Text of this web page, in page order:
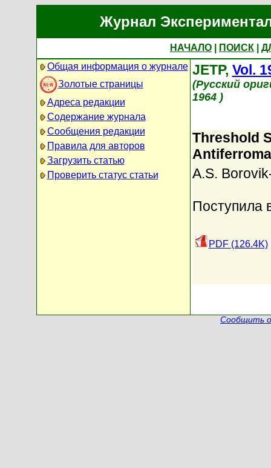
Журнал
НАЧАЛО ПОИСК
Общая информация о журнале
Золотые страницы
Адреса редакции
Содержание журнала
Сообщения редакции
Правила для авторов
Загрузить статью
Проверить статус статьи
JETP, Vol.
(Русский
1964 )
Threshold
A.S.
Поступила
PDF (126.4K)
Сообщить о